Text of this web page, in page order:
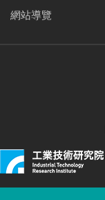
網站導覽